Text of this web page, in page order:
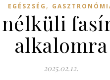
EGÉSZSÉG ,
alkalomra
2025.02.12.